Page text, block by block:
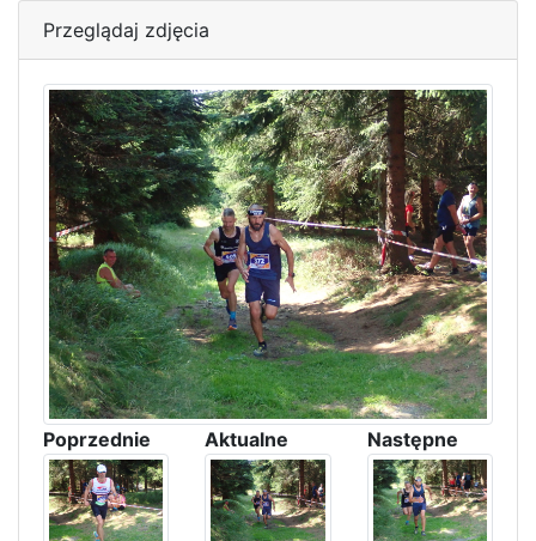
Przeglądaj zdjęcia
Poprzednie Aktualne Następne